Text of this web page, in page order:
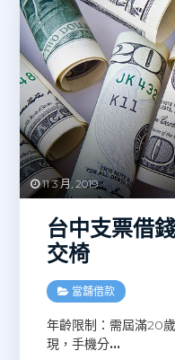
11 3 月, 2019
台中支票借
交椅
當舖借款
年齡限制：需屆滿20
現，手機分…